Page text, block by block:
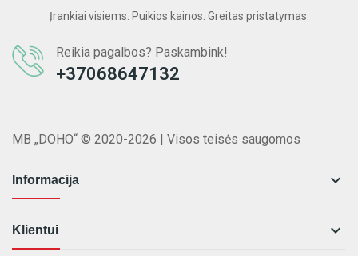
Įrankiai visiems. Puikios kainos. Greitas pristatymas.
Reikia pagalbos? Paskambink!
+37068647132
MB „DOHO“ © 2020-2026 | Visos teisės saugomos
Informacija 
Klientui 